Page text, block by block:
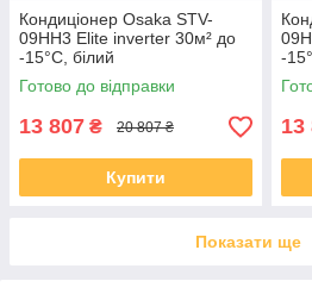
Кондиціонер Osaka STV-
09HH3 Elite inverter 30м² до
-15°C, білий
Готово до відправки
13 807 ₴ 20 807 ₴
Купити
-
13
Показати ще